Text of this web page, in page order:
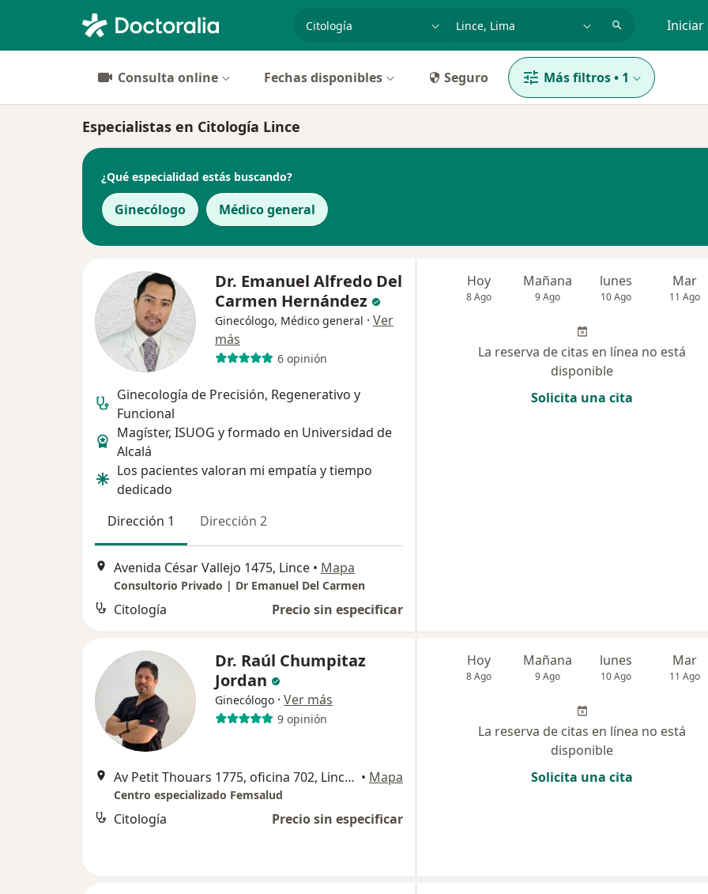
especialidad, enfermedad o nombre Iniciar
Consulta online Fechas disponibles Seguro Más filtros• 1
Especialistas en Citología Lince
¿Qué especialidad estás buscando?
Ginecólogo Médico general
Dr. Emanuel Alfredo Del
Carmen Hernández
Ginecólogo, Médico general · Ver
más
6 opinión
Ginecología de Precisión, Regenerativo y
Funcional
Magíster, ISUOG y formado en Universidad de
Alcalá
Los pacientes valoran mi empatía y tiempo
dedicado
Dirección 1
Dirección 2
Avenida César Vallejo 1475, Lince • Mapa
Consultorio Privado | Dr Emanuel Del Carmen
Citología Precio sin especificar
Hoy
8 Ago
Mañana
9 Ago
lunes
10 Ago
Mar
11 Ago
La reserva de citas en línea no está
disponible
Solicita una cita
Dr. Raúl Chumpitaz
Jordan
Ginecólogo · Ver más
9 opinión
Av Petit Thouars 1775, oficina 702, Lince, Lince • Mapa
Centro especializado Femsalud
Citología Precio sin especificar
Hoy
8 Ago
Mañana
9 Ago
lunes
10 Ago
Mar
11 Ago
La reserva de citas en línea no está
disponible
Solicita una cita